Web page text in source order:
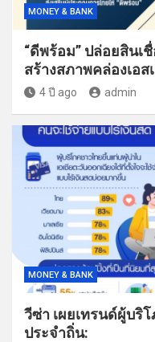
MONEY & BANK
“ดีพร้อม” ปล่อยสินเ
สร้างสภาพคล่องเอส
4 ปี ago admin
MONEY & BANK
วีซ่า เผยเทรนด์ผู้บริ
ประจำถิ่น: